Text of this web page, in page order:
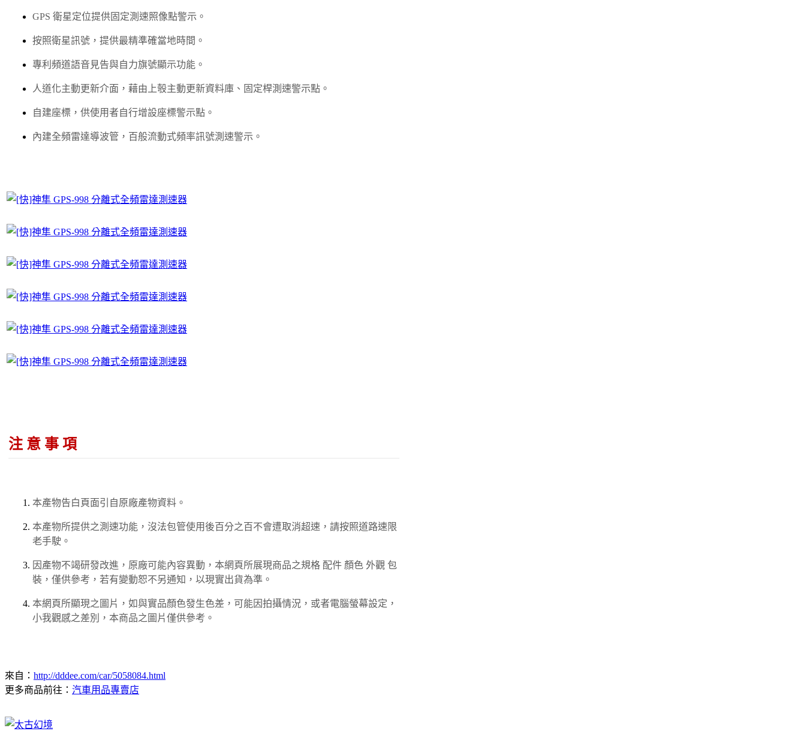
GPS 衛星定位提供固定測速照像點警示。
按照衛星訊號，提供最精準確當地時間。
專利頻道語音見告與自力旗號顯示功能。
人道化主動更新介面，藉由上彀主動更新資料庫、固定桿測速警示點。
自建座標，供使用者自行增設座標警示點。
內建全頻雷達導波管，百般流動式頻率訊號測速警示。
注 意 事 項
本產物告白頁面引自原廠產物資料。
本產物所提供之測速功能，沒法包管使用後百分之百不會遭取消超速，請按照道路速限
老手駛。
因產物不竭研發改進，原廠可能內容異動，本網頁所展現商品之規格 配件 顏色 外觀 包
裝，僅供參考，若有變動恕不另通知，以現實出貨為準。
本網頁所顯現之圖片，如與實品顏色發生色差，可能因拍攝情況，或者電腦螢幕設定，
小我觀感之差別，本商品之圖片僅供參考。
來自： http://dddee.com/car/5058084.html
更多商品前往： 汽車用品專賣店